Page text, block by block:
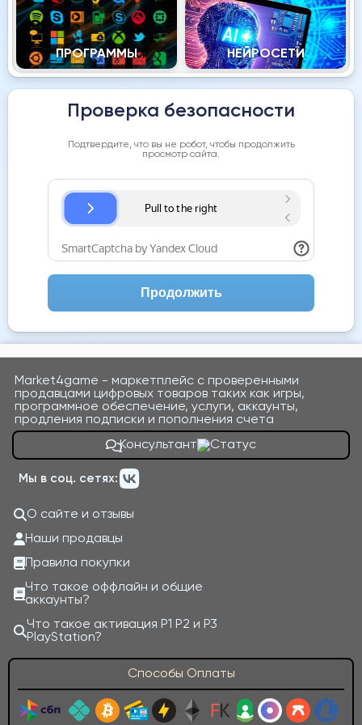
ПРОГРАММЫ НЕЙРОСЕТИ
Проверка безопасности
Подтвердите, что вы не робот, чтобы продолжить
просмотр сайта.
Продолжить
Market4game - маркетплейс с проверенными
продавцами цифровых товаров таких как игры,
программное обеспечение, услуги, аккаунты,
продления подписки и пополнения счета
Консультант
Мы в соц. сетях:
О сайте и отзывы
Наши продавцы
Правила покупки
Что такое оффлайн и общие
аккаунты?
Что такое активация P1 P2 и P3
PlayStation?
Способы Оплаты